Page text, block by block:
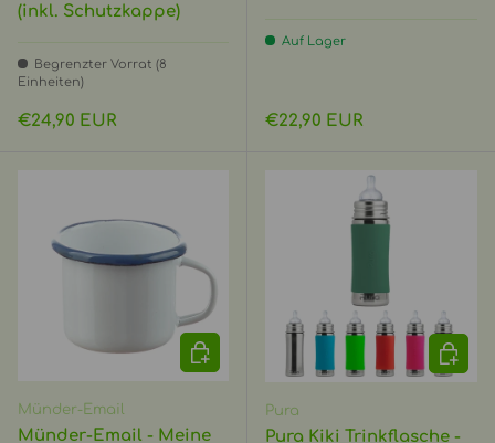
(inkl. Schutzkappe)
Begrenzter Vorrat (8
Einheiten)
Normaler Preis
€24,90 EUR
Auf Lager
Normaler Preis
€22,90 EUR
Münder-Email
Münder-Email - Meine
OPTIONEN AUSWÄHLEN
Pura
Pura Kiki Trinkflasche -